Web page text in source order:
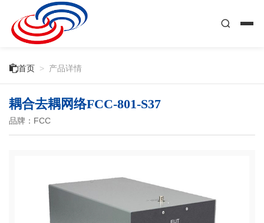
首页 > 产品详情
耦合去耦网络FCC-801-S37
品牌：FCC